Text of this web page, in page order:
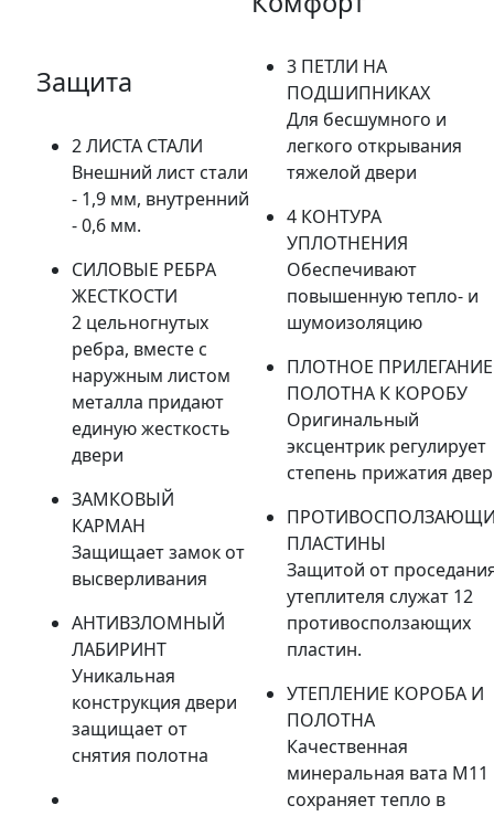
Защита
2 ЛИСТА СТАЛИ
Внешний лист стали
- 1,9 мм, внутренний
- 0,6 мм.
СИЛОВЫЕ РЕБРА
ЖЕСТКОСТИ
2 цельногнутых
ребра, вместе с
наружным листом
металла придают
единую жесткость
двери
ЗАМКОВЫЙ
КАРМАН
Защищает замок от
высверливания
АНТИВЗЛОМНЫЙ
ЛАБИРИНТ
Уникальная
конструкция двери
защищает от
снятия полотна
3 ПЕТЛИ НА
ПОДШИПНИКАХ
Для бесшумного и
легкого открывания
тяжелой двери
4 КОНТУРА
УПЛОТНЕНИЯ
Обеспечивают
повышенную тепло- и
шумоизоляцию
ПЛОТНОЕ ПРИЛЕГАНИЕ
ПОЛОТНА К КОРОБУ
Оригинальный
эксцентрик регулирует
степень прижатия
ПЛАСТИНЫ
Защитой от
утеплителя служат 12
противосползающих
пластин.
УТЕПЛЕНИЕ КОРОБА И
ПОЛОТНА
Качественная
минеральная вата М11
сохраняет тепло в